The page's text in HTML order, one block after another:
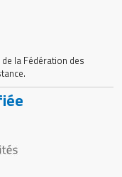
la Fédération des